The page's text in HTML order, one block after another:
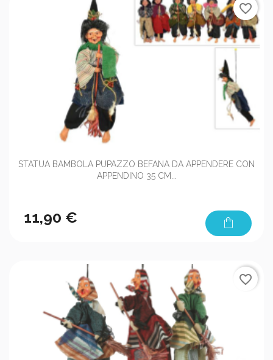
STATUA BAMBOLA PUPAZZO BEFANA DA APPENDERE CON
APPENDINO 35 CM...
11,90 € shopping_bag
favorite_border
favorite_border